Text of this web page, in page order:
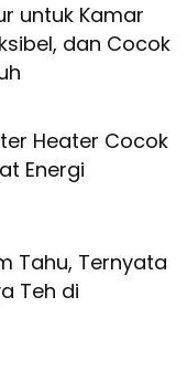
untuk Kamar
dan Cocok
Heater Cocok
Energi
Tahu, Ternyata
Teh di